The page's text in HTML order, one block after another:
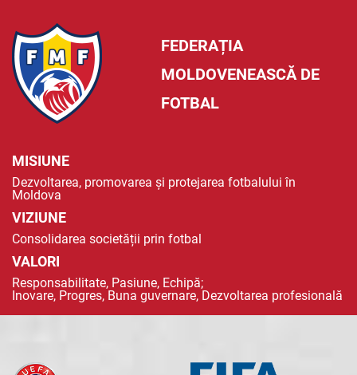
FEDERAȚIA
MOLDOVENEASCĂ DE
FOTBAL
MISIUNE
Dezvoltarea, promovarea și protejarea fotbalului în
Moldova
VIZIUNE
Consolidarea societății prin fotbal
VALORI
Responsabilitate, Pasiune, Echipă;
Inovare, Progres, Buna guvernare, Dezvoltarea profesională